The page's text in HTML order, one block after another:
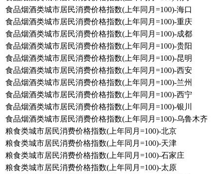
食品烟酒类城市居民消费价格指数(上年同月=100)-海口
食品烟酒类城市居民消费价格指数(上年同月=100)-重庆
食品烟酒类城市居民消费价格指数(上年同月=100)-成都
食品烟酒类城市居民消费价格指数(上年同月=100)-贵阳
食品烟酒类城市居民消费价格指数(上年同月=100)-昆明
食品烟酒类城市居民消费价格指数(上年同月=100)-西安
食品烟酒类城市居民消费价格指数(上年同月=100)-兰州
食品烟酒类城市居民消费价格指数(上年同月=100)-西宁
食品烟酒类城市居民消费价格指数(上年同月=100)-银川
食品烟酒类城市居民消费价格指数(上年同月=100)-乌鲁木齐
粮食类城市居民消费价格指数(上年同月=100)-北京
粮食类城市居民消费价格指数(上年同月=100)-天津
粮食类城市居民消费价格指数(上年同月=100)-石家庄
粮食类城市居民消费价格指数(上年同月=100)-太原